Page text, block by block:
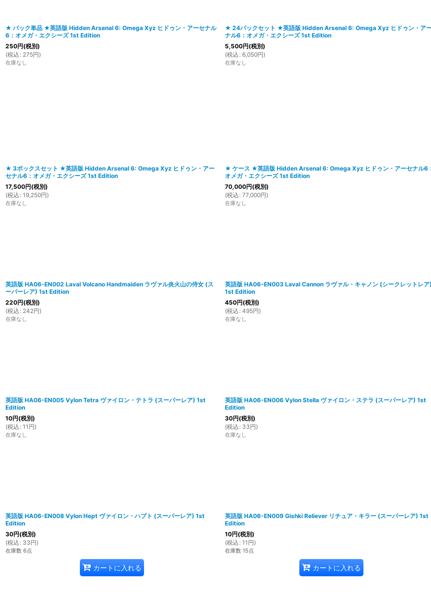
★ パック単品 ★英語版 Hidden Arsenal 6: Omega Xyz ヒドゥン・アーセナル
6：オメガ・エクシーズ 1st Edition
250円(税別)
(税込 : 275円)
在庫なし
★ 24パックセット ★英語版 Hidden Arsenal 6: Omega Xyz ヒドゥン・ア
ナル6：オメガ・エクシーズ 1st Edition
5,500円(税別)
(税込 : 6,050円)
在庫なし
★ 3ボックスセット ★英語版 Hidden Arsenal 6: Omega Xyz ヒドゥン・アー
セナル6：オメガ・エクシーズ 1st Edition
17,500円(税別)
(税込 : 19,250円)
在庫なし
★ ケース ★英語版 Hidden Arsenal 6: Omega Xyz ヒドゥン・アーセナル6
オメガ・エクシーズ 1st Edition
70,000円(税別)
(税込 : 77,000円)
在庫なし
英語版 HA06-EN002 Laval Volcano Handmaiden ラヴァル炎火山の侍女 (ス
ーパーレア) 1st Edition
220円(税別)
(税込 : 242円)
在庫なし
英語版 HA06-EN003 Laval Cannon ラヴァル・キャノン (シークレットレア)
1st Edition
450円(税別)
(税込 : 495円)
在庫なし
英語版 HA06-EN005 Vylon Tetra ヴァイロン・テトラ (スーパーレア) 1st
Edition
10円(税別)
(税込 : 11 円)
在庫なし
英語版 HA06-EN006 Vylon Stella ヴァイロン・ステラ (スーパーレア) 1st
Edition
30円(税別)
(税込 : 33円)
在庫なし
英語版 HA06-EN008 Vylon Hept ヴァイロン・ハプト (スーパーレア) 1st
Edition
30円(税別)
(税込 : 33円)
在庫数 6点
カートに入れる
英語版 HA06-EN009 Gishki Reliever リチュア・キラー (スーパーレア) 1st
Edition
10円(税別)
(税込 : 11 円)
在庫数 15点
カートに入れる